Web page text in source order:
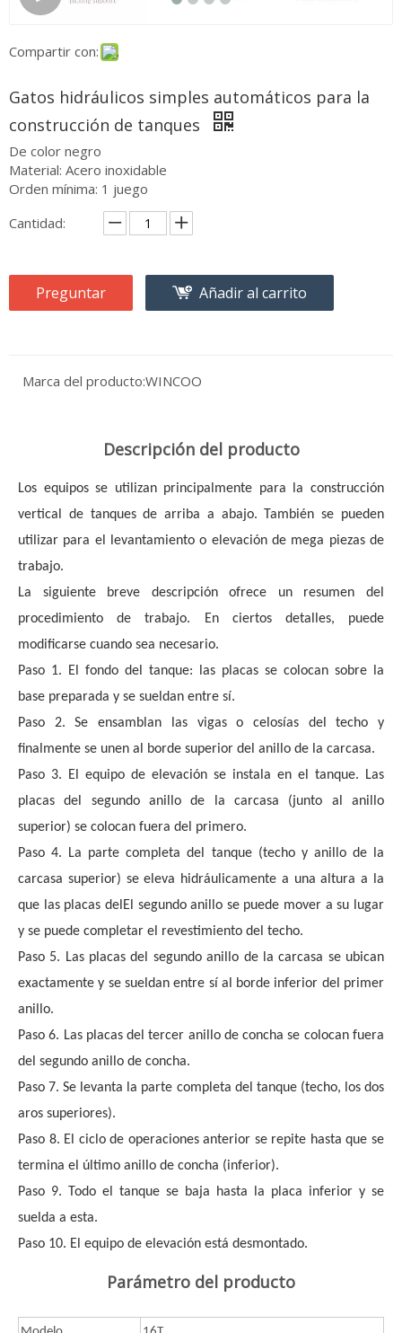
Compartir con:
Gatos hidráulicos simples automáticos para la
construcción de tanques
De color negro
Material: Acero inoxidable
Orden mínima: 1 juego
Cantidad:
Preguntar Añadir al carrito
Marca del producto:WINCOO
Descripción del producto
Los equipos se utilizan principalmente para la construcción
vertical de tanques de arriba a abajo. También se pueden
utilizar para el levantamiento o elevación de mega piezas de
trabajo.
La siguiente breve descripción ofrece un resumen del
procedimiento de trabajo. En ciertos detalles, puede
modificarse cuando sea necesario.
Paso 1. El fondo del tanque: las placas se colocan sobre la
base preparada y se sueldan entre sí.
Paso 2. Se ensamblan las vigas o celosías del techo y
finalmente se unen al borde superior del anillo de la carcasa.
Paso 3. El equipo de elevación se instala en el tanque. Las
placas del segundo anillo de la carcasa (junto al anillo
superior) se colocan fuera del primero.
Paso 4. La parte completa del tanque (techo y anillo de la
carcasa superior) se eleva hidráulicamente a una altura a la
que las placas del El segundo anillo se puede mover a su lugar
y se puede completar el revestimiento del techo.
Paso 5. Las placas del segundo anillo de la carcasa se ubican
exactamente y se sueldan entre sí al borde inferior del primer
anillo.
Paso 6. Las placas del tercer anillo de concha se colocan fuera
del segundo anillo de concha.
Paso 7. Se levanta la parte completa del tanque (techo, los dos
aros superiores).
Paso 8. El ciclo de operaciones anterior se repite hasta que se
termina el último anillo de concha (inferior).
Paso 9. Todo el tanque se baja hasta la placa inferior y se
suelda a esta.
Paso 10. El equipo de elevación está desmontado.
Parámetro del producto